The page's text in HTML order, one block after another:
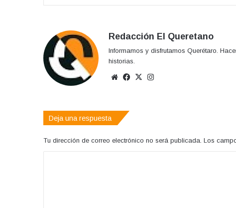
Redacción El Queretano
Informamos y disfrutamos Querétaro.
historias.
Sitio
Facebook
X
Deja una respuesta
Tu dirección de correo electrónico no será publicada. Los